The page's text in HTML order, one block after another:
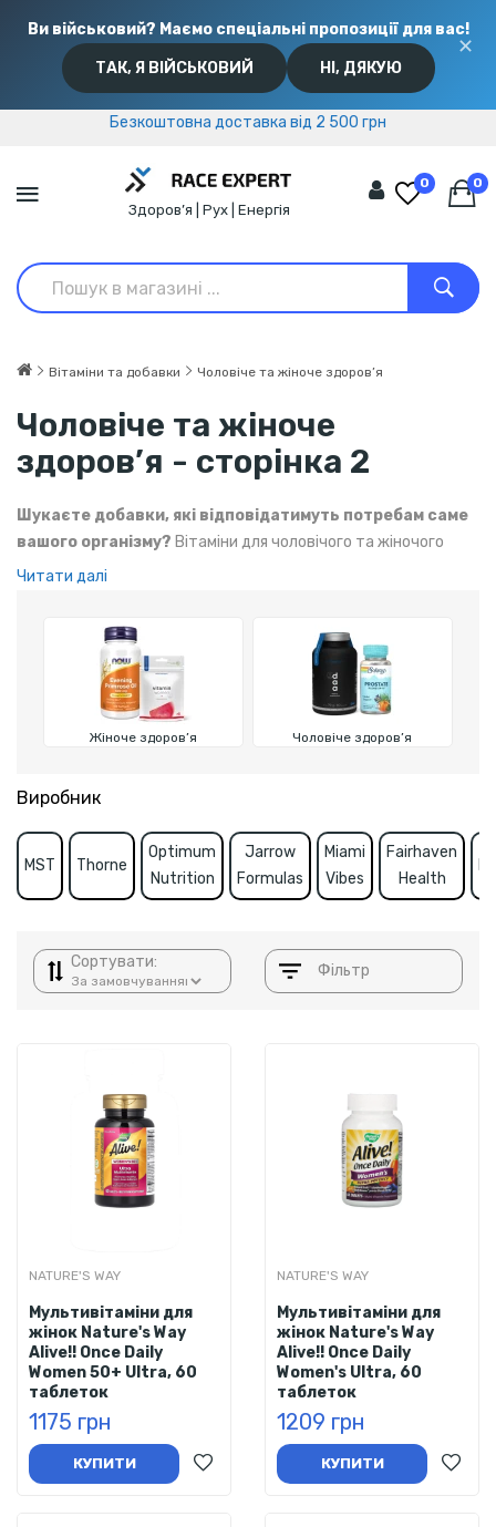
Ви військовий? Маємо спеціальні пропозиції для вас!
ТАК, Я ВІЙСЬКОВИЙ НІ, ДЯКУЮ
✕
Безкоштовна доставка від 2 500 грн
Безкоштовна доставка від 2 500 грн
Здоров’я | Рух | Енергія
0 0
Вітаміни та добавки Чоловіче та жіноче здоров’я
Чоловіче та жіноче
здоров’я - сторінка 2
Шукаєте добавки, які відповідатимуть потребам саме
вашого організму? Вітаміни для чоловічого та жіночого
здоров’я підтримують гормональний баланс, покращують
тренувань. Орієнтовані на особливості метаболізму залежно
Читати далі
Жіноче здоров’я Чоловіче здоров’я
Виробник
Fairhaven
Health
MST Thorne
Optimum
Nutrition
Jarrow
Formulas
Miami
Vibes
Сортувати: Фільтр
NATURE'S WAY
Мультивітаміни для
жінок Nature's Way
Alive!! Once Daily
Women 50+ Ultra, 60
таблеток
1175 грн
КУПИТИ
NATURE'S WAY
Мультивітаміни для
жінок Nature's Way
Alive!! Once Daily
Women's Ultra, 60
таблеток
1209 грн
КУПИТИ